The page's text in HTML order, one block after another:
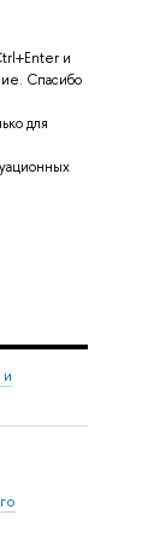
и
Спасибо
для